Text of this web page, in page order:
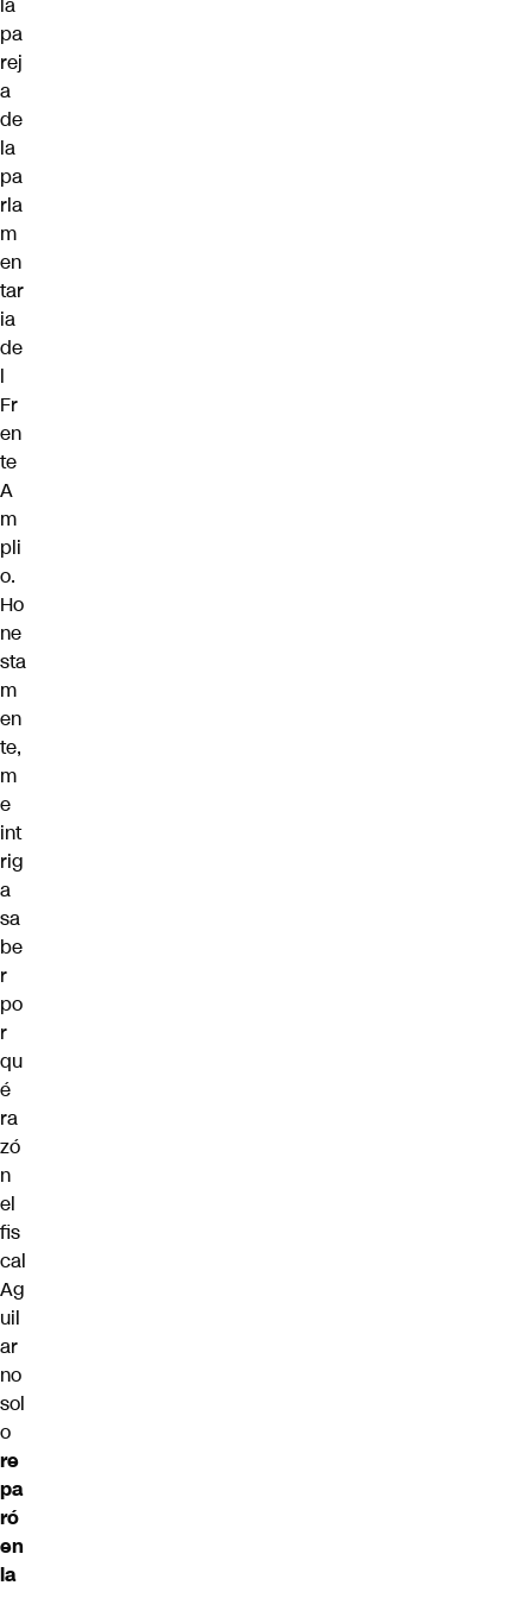
pa
rej
a
de
la
pa
rla
m
en
tar
ia
de
l
Fr
en
te
A
m
pli
o.
Ho
ne
sta
m
en
te,
m
e
int
rig
a
sa
be
r
po
r
qu
é
ra
zó
n
el
fis
cal
Ag
uil
ar
no
sol
o
re
pa
ró
en
la